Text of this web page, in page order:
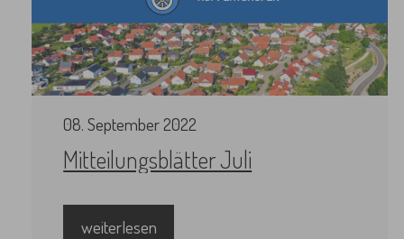
08.September2022
Mitteilungsblätter Juli
weiterlesen